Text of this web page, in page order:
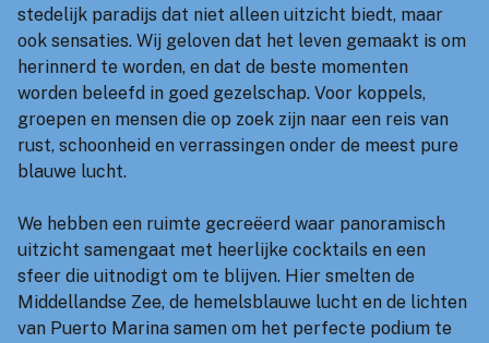
stedelijk paradijs dat niet alleen uitzicht biedt, maar
ook sensaties. Wij geloven dat het leven gemaakt is om
herinnerd te worden, en dat de beste momenten
worden beleefd in goed gezelschap. Voor koppels,
groepen en mensen die op zoek zijn naar een reis van
rust, schoonheid en verrassingen onder de meest pure
blauwe lucht.
We hebben een ruimte gecreëerd waar panoramisch
uitzicht samengaat met heerlijke cocktails en een
sfeer die uitnodigt om te blijven. Hier smelten de
Middellandse Zee, de hemelsblauwe lucht en de lichten
van Puerto Marina samen om het perfecte podium te